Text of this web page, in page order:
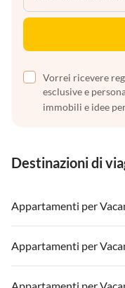
Vorrei ricevere
esclusive e
immobili e idee
Destinazioni di
Appartamenti per
Appartamenti per Vacanze
Appartamenti per Vacanze
Appartamenti per
Appartamenti per Vacanze